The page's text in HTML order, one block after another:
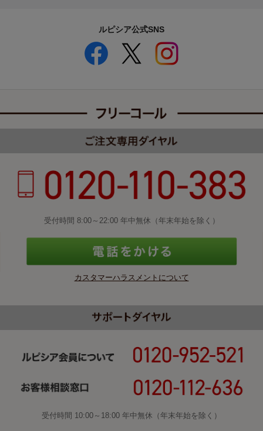
ルピシア公式SNS
受付時間 8:00～22:00 年中無休（年末年始を除く）
カスタマーハラスメントについて
受付時間 10:00～18:00 年中無休（年末年始を除く）